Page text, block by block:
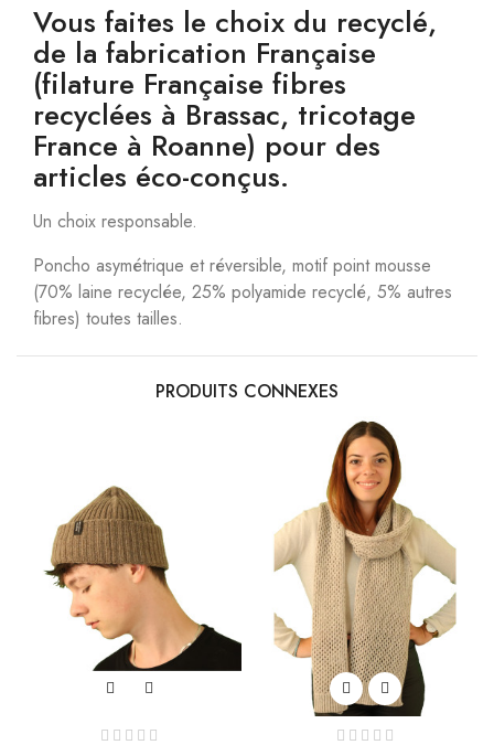
Vous faites le choix du recyclé,
de la fabrication Française
(filature Française fibres
recyclées à Brassac, tricotage
France à Roanne) pour des
articles éco-conçus.
Un choix responsable.
Poncho asymétrique et réversible, motif point mousse
(70% laine recyclée, 25% polyamide recyclé, 5% autres
fibres) toutes tailles.
PRODUITS CONNEXES